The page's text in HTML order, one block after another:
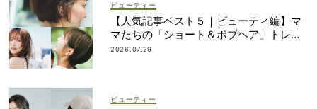
ビューティー
【人気記事ベスト５｜ビューティ編】マ
マたちの「ショート＆ボブヘア」トレン
ドが丸わかり！
2026.07.29
ビューティー